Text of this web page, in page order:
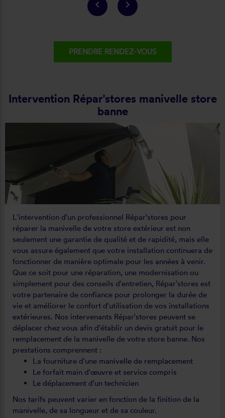
keyboard_arrow_left keyboard_arrow_right
PRENDRE RENDEZ-VOUS
Intervention Répar'stores manivelle store
banne
L'intervention d'un professionnel Répar'stores pour
réparer la manivelle de votre store extérieur est non
seulement une garantie de qualité et de rapidité, mais elle
vous assure également que votre installation continuera de
fonctionner de manière optimale pour les années à venir.
Que ce soit pour une réparation, une modernisation ou
simplement pour des conseils d'entretien, Répar'stores est
votre partenaire de confiance pour prolonger la durée de
vie et améliorer le confort d'utilisation de vos installations
extérieures. Nos intervenants Répar'stores peuvent se
déplacer chez vous afin d'établir un devis gratuit pour le
remplacement de la manivelle de votre store banne. Nos
prestations comprennent :
La fourniture d'une manivelle de remplacement
Le forfait main d'œuvre et service compris
Le déplacement d'un technicien
Nos tarifs peuvent varier en fonction de la finition de la
manivelle, de sa longueur et de sa couleur.